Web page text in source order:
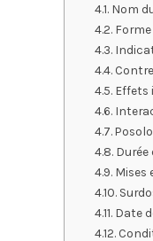
Nom
Effets
Mises
Date